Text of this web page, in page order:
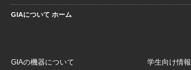
GIAについて ホーム
GIAの機器について 学生向け情報